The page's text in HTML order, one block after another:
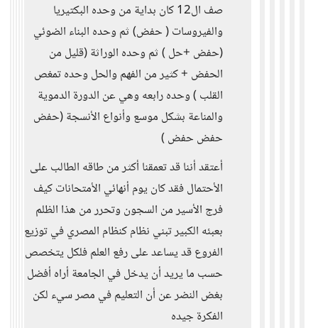
صف ال12 كان بداية من وحده البكتيريا
والفيروسات ( حفض) ثم وحده البناء الضوئي
(حفض +حل ) ثم وحده الوراثة (قليل من
الحفض + كثير من الفهم والحل وحده تمغص
القلب ) وحده رابعه وهي عن الدورة الدموية
والمناعة بشكل موسع وأنواع الأنسجة (حفض
حفض حفض )
أعتقد أننا قد تعمقنا أكثر من طاقه الطالب على
الأحتمال فقد كان يوم أنهائي الأمتحانات كيف
فرج الأسير من السجون وتحرر من هذا الظلم
بعبئه الكبير تبني نظام كنظام المصري في توزيع
الفروع قد يساعد على رفع العلم فلكل يتخصص
حسب ما يريد أن يدخل في الجامعة أراه أفضل
بغض النضر عن أن التعليم في مصر سيء لكن
الفكرة جيده